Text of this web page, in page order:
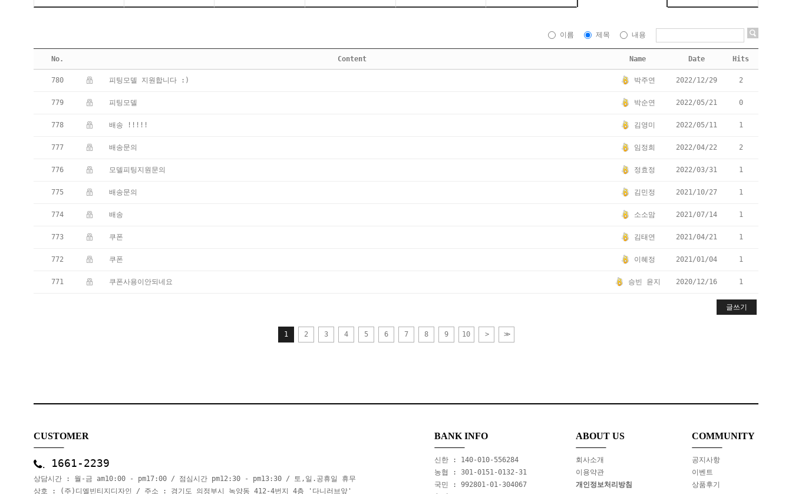
이름 제목 내용
No. Content Name Date Hits
780 피팅모델 지원합니다 :) 박주연 2022/12/29 2
779 피팅모델 박순연 2022/05/21 0
778 배송 !!!!! 김영미 2022/05/11 1
777 배송문의 임정희 2022/04/22 2
776 모델피팅지원문의 정효정 2022/03/31 1
775 배송문의 김민정 2021/10/27 1
774 배송 소소맘 2021/07/14 1
773 쿠폰 김태연 2021/04/21 1
772 쿠폰 이혜정 2021/01/04 1
771 쿠폰사용이안되네요 승빈 윤지 2020/12/16 1
글쓰기
1 2 3 4 5 6 7 8 9 10 > >>
CUSTOMER
1661-2239
상담시간 : 월-금 am10:00 - pm17:00 / 점심시간 pm12:30 - pm13:30 / 토,일.공휴일 휴무
상호 : (주)디엘빈티지디자인 / 주소 : 경기도 의정부시 녹양동 412-4번지 4층 '다니러브앞'
BANK INFO
신한 : 140-010-556284
농협 : 301-0151-0132-31
국민 : 992801-01-304067
ABOUT US
회사소개
이용약관
개인정보처리방침
COMMUNITY
공지사항
이벤트
상품후기